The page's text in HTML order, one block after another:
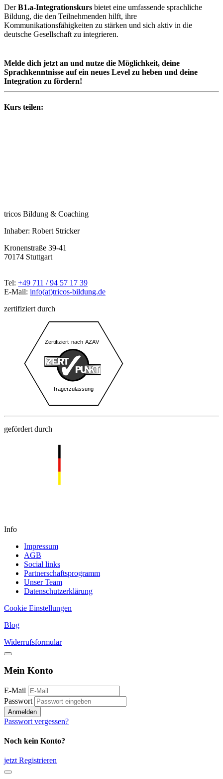
DerB1.a-Integrationskurs bietet eine umfassende sprachliche
Bildung, die den Teilnehmenden hilft, ihre
Kommunikationsfähigkeiten zu stärken und sich aktiv in die
deutsche Gesellschaft zu integrieren.
Melde dich jetzt an und nutze die Möglichkeit, deine
Sprachkenntnisse auf ein neues Level zu heben und deine
Integration zu fördern!
Kurs teilen:
tricos Bildung & Coaching
Inhaber: Robert Stricker
Kronenstraße 39-41
70174 Stuttgart
Tel: +49 711 / 94 57 17 39
E-Mail: info(at)tricos-bildung.de
zertifiziert durch
gefördert durch
Info
Impressum
AGB
Social links
Partnerschaftsprogramm
Unser Team
Datenschutzerklärung
Cookie Einstellungen
Blog
Widerrufsformular
Mein Konto
E-Mail
Passwort
Anmelden
Passwort vergessen?
Noch kein Konto?
jetzt Registrieren